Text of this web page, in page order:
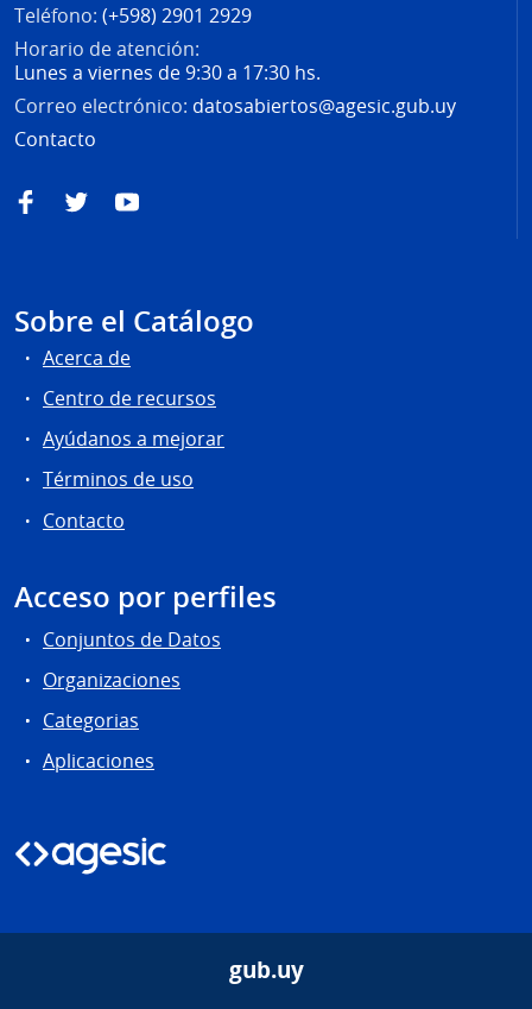
Teléfono: (+598) 2901 2929
Horario de atención:
Lunes a viernes de 9:30 a 17:30 hs.
Correo electrónico: datosabiertos@agesic.gub.uy
Contacto
FacebookTwitterYouTube
Sobre el Catálogo
Acerca de
Centro de recursos
Ayúdanos a mejorar
Términos de uso
Contacto
Acceso por perfiles
Conjuntos de Datos
Organizaciones
Categorias
Aplicaciones
gub.uy